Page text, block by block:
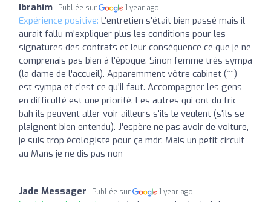
Ibrahim Publiée sur 1 year ago
Expérience positive: L'entretien s'était bien passé mais il
aurait fallu m'expliquer plus les conditions pour les
signatures des contrats et leur conséquence ce que je ne
comprenais pas bien à l'époque. Sinon femme très sympa
(la dame de l'accueil). Apparemment vôtre cabinet (^^)
est sympa et c'est ce qu'il faut. Accompagner les gens
en difficulté est une priorité. Les autres qui ont du fric
bah ils peuvent aller voir ailleurs s'ils le veulent (s'ils se
plaignent bien entendu). J'espère ne pas avoir de voiture,
je suis trop écologiste pour ça mdr. Mais un petit circuit
au Mans je ne dis pas non
Jade Messager Publiée sur 1 year ago